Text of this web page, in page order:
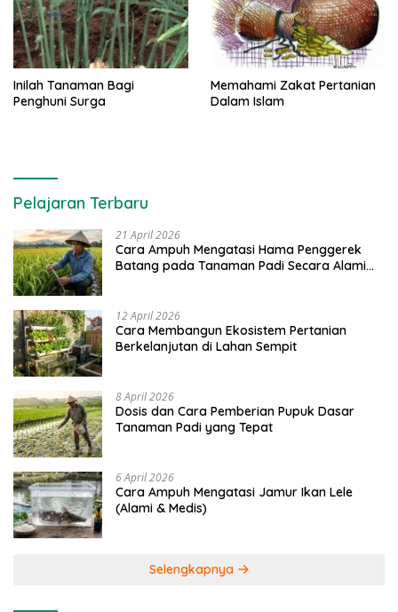
Inilah Tanaman Bagi
Penghuni Surga
Memahami Zakat Pertanian
Dalam Islam
Pelajaran Terbaru
21 April 2026
Cara Ampuh Mengatasi Hama Penggerek
Batang pada Tanaman Padi Secara Alami
12 April 2026
Cara Membangun Ekosistem Pertanian
Berkelanjutan di Lahan Sempit
8 April 2026
Dosis dan Cara Pemberian Pupuk Dasar
Tanaman Padi yang Tepat
6 April 2026
Cara Ampuh Mengatasi Jamur Ikan Lele
(Alami & Medis)
Selengkapnya